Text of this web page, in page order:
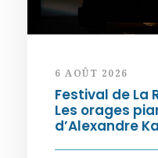
6 AOÛT 2026
Festival de La
Les orages
d’Alexandre